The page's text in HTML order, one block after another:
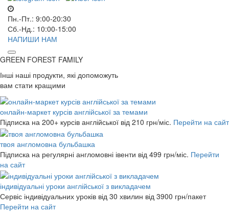
Пн.-Пт.: 9:00-20:30
Сб.-Нд.: 10:00-15:00
НАПИШИ НАМ
GREEN FOREST FAMILY
Інші наші продукти, які допоможуть
вам стати кращими
онлайн-маркет курсів англійської за темами
Підписка на 200+ курсів англійської від 210 грн/міс. Перейти на сайт
твоя англомовна бульбашка
Підписка на регулярні англомовні івенти від 499 грн/міс. Перейти
на сайт
індивідуальні уроки англійської з викладачем
Сервіс індивідуальних уроків від 30 хвилин від 3900 грн/пакет
Перейти на сайт